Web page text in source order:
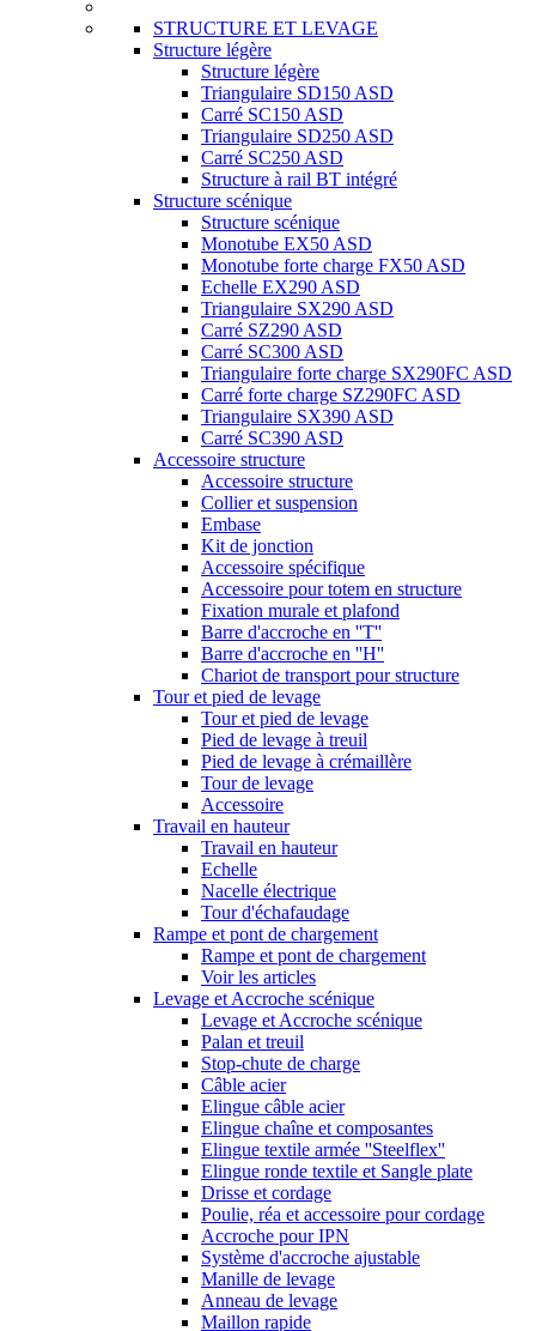
STRUCTURE ET LEVAGE
Structure légère
Structure légère
Triangulaire SD150 ASD
Carré SC150 ASD
Triangulaire SD250 ASD
Carré SC250 ASD
Structure à rail BT intégré
Structure scénique
Structure scénique
Monotube EX50 ASD
Monotube forte charge FX50 ASD
Echelle EX290 ASD
Triangulaire SX290 ASD
Carré SZ290 ASD
Carré SC300 ASD
Triangulaire forte charge SX290FC ASD
Carré forte charge SZ290FC ASD
Triangulaire SX390 ASD
Carré SC390 ASD
Accessoire structure
Accessoire structure
Collier et suspension
Embase
Kit de jonction
Accessoire spécifique
Accessoire pour totem en structure
Fixation murale et plafond
Barre d'accroche en ''T''
Barre d'accroche en ''H''
Chariot de transport pour structure
Tour et pied de levage
Tour et pied de levage
Pied de levage à treuil
Pied de levage à crémaillère
Tour de levage
Accessoire
Travail en hauteur
Travail en hauteur
Echelle
Nacelle électrique
Tour d'échafaudage
Rampe et pont de chargement
Rampe et pont de chargement
Voir les articles
Levage et Accroche scénique
Levage et Accroche scénique
Palan et treuil
Stop-chute de charge
Câble acier
Elingue câble acier
Elingue chaîne et composantes
Elingue textile armée ''Steelflex''
Elingue ronde textile et Sangle plate
Drisse et cordage
Poulie, réa et accessoire pour cordage
Accroche pour IPN
Système d'accroche ajustable
Manille de levage
Anneau de levage
Maillon rapide